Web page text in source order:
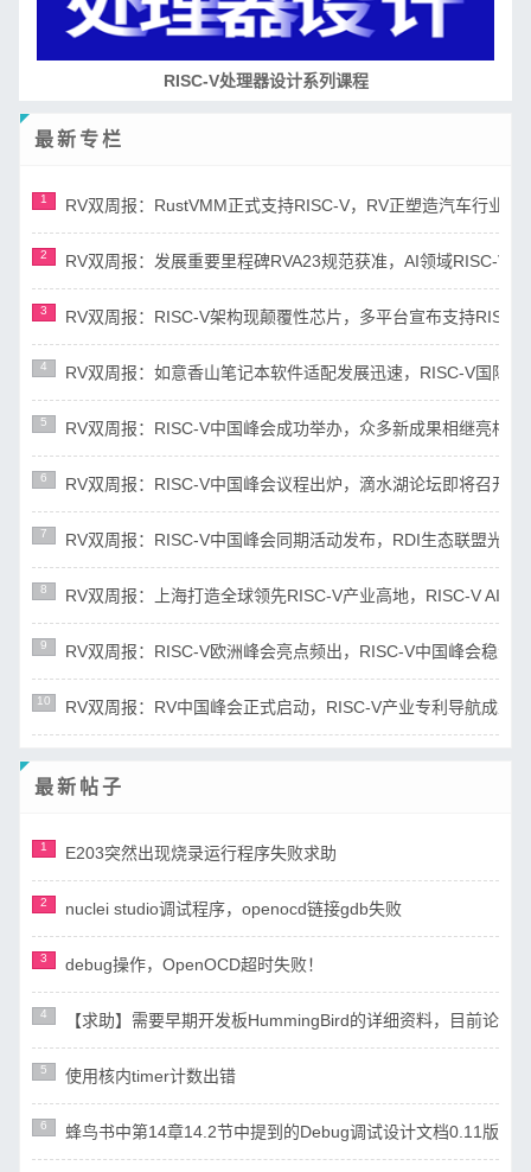
RISC-V处理器设计系列课程
最新专栏
1 RV双周报：RustVMM正式支持RISC-V，RV正塑造汽车行业
2 RV双周报：发展重要里程碑RVA23规范获准，AI领域RISC-V
3 RV双周报：RISC-V架构现颠覆性芯片，多平台宣布支持RISC-
4 RV双周报：如意香山笔记本软件适配发展迅速，RISC-V国际
5 RV双周报：RISC-V中国峰会成功举办，众多新成果相继亮相(
6 RV双周报：RISC-V中国峰会议程出炉，滴水湖论坛即将召开(
7 RV双周报：RISC-V中国峰会同期活动发布，RDI生态联盟光谷
8 RV双周报：上海打造全球领先RISC-V产业高地，RISC-V AI指
9 RV双周报：RISC-V欧洲峰会亮点频出，RISC-V中国峰会稳步
10 RV双周报：RV中国峰会正式启动，RISC-V产业专利导航成果
最新帖子
1 E203突然出现烧录运行程序失败求助
2 nuclei studio调试程序，openocd链接gdb失败
3 debug操作，OpenOCD超时失败！
4 【求助】需要早期开发板HummingBird的详细资料，目前论坛
5 使用核内timer计数出错
6 蜂鸟书中第14章14.2节中提到的Debug调试设计文档0.11版（